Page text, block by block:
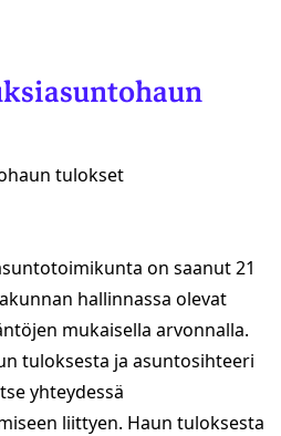
tulokset
on saanut 21
hallinnassa olevat
mukaisella arvonnalla.
tuloksesta ja asuntosihteeri
yhteydessä
liittyen. Haun tuloksesta